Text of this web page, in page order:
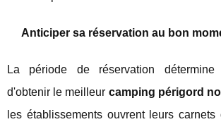
Anticiper sa réservation au bon
La période de réservation
d'obtenir le meilleur camping périgord
les établissements ouvrent leurs carnets